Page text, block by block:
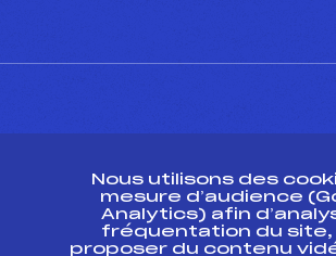
Ressources
Nous utilisons des
mesure d’audience
Analytics) afin
fréquentation du site,
proposer du contenu